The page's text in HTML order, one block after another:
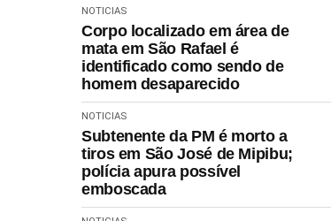
NOTICIAS
Corpo localizado em área de
mata em São Rafael é
identificado como sendo de
homem desaparecido
NOTICIAS
Subtenente da PM é morto a
tiros em São José de Mipibu;
polícia apura possível
emboscada